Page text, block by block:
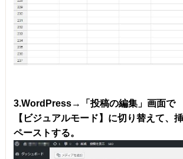
3.WordPress→「投稿の編集」画面で
【ビジュアルモード】に切り替えて、
ペーストする。